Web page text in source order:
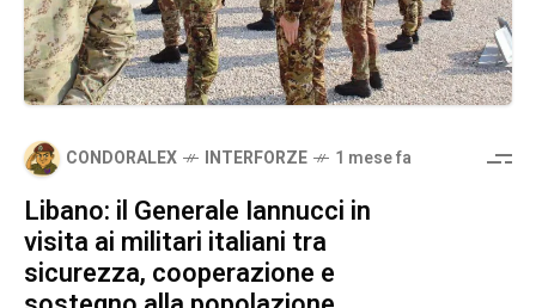
CONDORALEX INTERFORZE 1 mese fa
Libano: il Generale Iannucci in
visita ai militari italiani tra
sicurezza, cooperazione e